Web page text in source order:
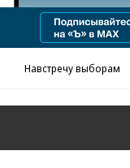
Навстречу выборам